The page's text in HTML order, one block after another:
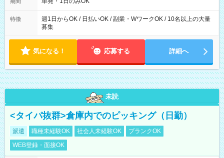
特徴
週1日からOK / 日払いOK / 副業・WワークOK / 10名以上の大量
募集
気になる！ 応募する 詳細へ
未読
<タイパ抜群>倉庫内でのピッキング（日勤）
派遣 職種未経験OK 社会人未経験OK
ブランクOK
WEB登録・面接OK